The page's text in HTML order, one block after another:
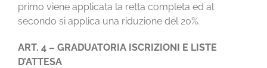
primo viene applicata la retta completa ed al
secondo si applica una riduzione del 20%.
ART. 4 – GRADUATORIA ISCRIZIONI E LISTE
D’ATTESA